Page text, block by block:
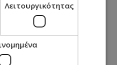
Ο νέος ισχυρός
ανοίγει τον δρόμο για
η συμφωνία της
Λειτουργικότητας